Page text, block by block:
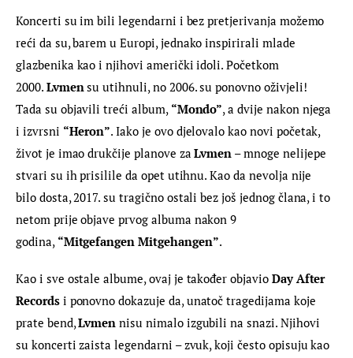
Koncerti su im bili legendarni i bez pretjerivanja možemo
reći da su, barem u Europi, jednako inspirirali mlade
glazbenika kao i njihovi američki idoli. Početkom
2000. Lvmen su utihnuli, no 2006. su ponovno oživjeli!
Tada su objavili treći album, “Mondo”, a dvije nakon njega
i izvrsni “Heron”. Iako je ovo djelovalo kao novi početak,
život je imao drukčije planove za Lvmen – mnoge nelijepe
stvari su ih prisilile da opet utihnu. Kao da nevolja nije
bilo dosta, 2017. su tragično ostali bez još jednog člana, i to
netom prije objave prvog albuma nakon 9
godina, “Mitgefangen Mitgehangen”.
Kao i sve ostale albume, ovaj je također objavio Day After
Records i ponovno dokazuje da, unatoč tragedijama koje
prate bend, Lvmen nisu nimalo izgubili na snazi. Njihovi
su koncerti zaista legendarni – zvuk, koji često opisuju kao